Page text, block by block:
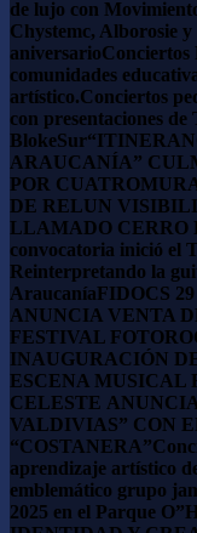
de lujo con
Chystemc, Alborosie
aniversarioConciertos
comunidades
artístico.Conciertos
con presentaciones
BlokeSur
ARAUCANÍA”
POR CUATRO
DE RELUN
LLAMADO CERRO
convocatoria inició el
Reinterpretando la
AraucaníaFIDOCS
ANUNCIA VENTA
FESTIVAL
INAUGURACIÓN
ESCENA MUSICAL
CELESTE
VALDIVIAS” CON
“COSTANERA”
aprendizaje artístico
emblemático grupo
2025 en el Parque